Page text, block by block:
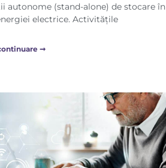
autonome (stand-alone) de stocare în
electrice. Activitățile
➞